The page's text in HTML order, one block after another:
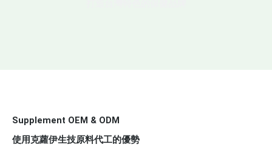
Supplement OEM & ODM
使用克蘿伊生技原料代工的優勢